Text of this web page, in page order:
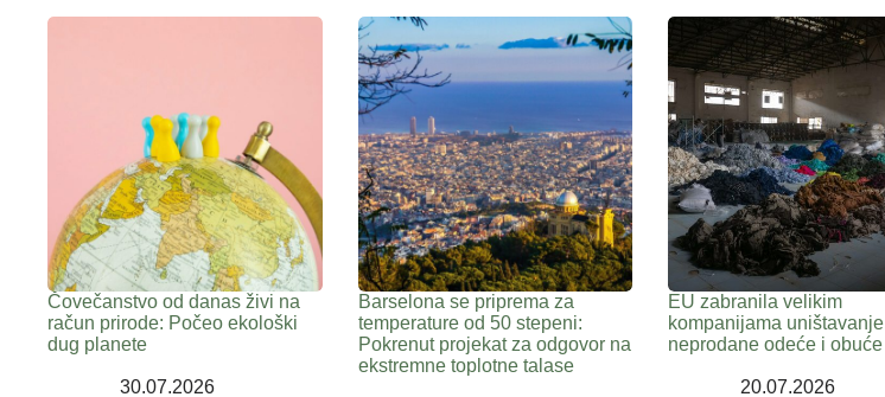
Čovečanstvo od danas živi na
račun prirode: Počeo ekološki
dug planete
30.07.2026
Barselona se priprema za
temperature od 50 stepeni:
Pokrenut projekat za odgovor na
ekstremne toplotne talase
EU zabranila velikim
kompanijama uništavanje
neprodane odeće i obuće
20.07.2026